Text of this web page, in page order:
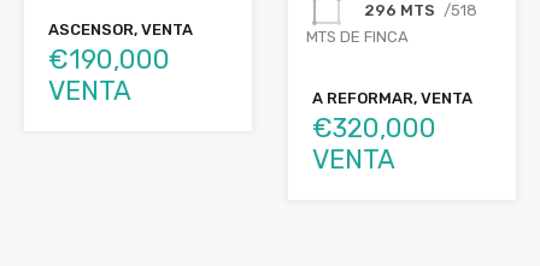
ASCENSOR, VENTA
€190,000
VENTA
296 MTS /518
MTS DE FINCA
A REFORMAR, VENTA
€320,000
VENTA